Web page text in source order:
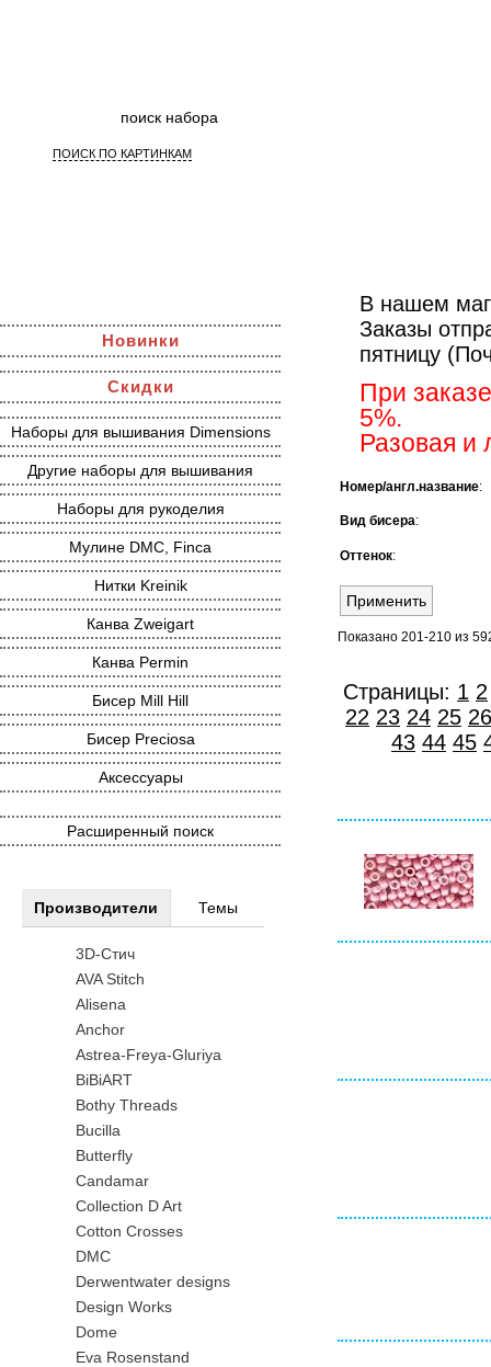
ПОИСК ПО КАРТИНКАМ
Новинки
Скидки
Наборы для вышивания Dimensions
Другие наборы для вышивания
Наборы для рукоделия
Мулине DMC, Finca
Нитки Kreinik
Канва Zweigart
Канва Permin
Бисер Mill Hill
Бисер Preciosa
Аксессуары
Расширенный поиск
Производители Темы
3D-Стич
AVA Stitch
Alisena
Anchor
Astrea-Freya-Gluriya
BiBiART
Bothy Threads
Bucilla
Butterfly
Candamar
Collection D Art
Cotton Crosses
DMC
Derwentwater designs
Design Works
Dome
Eva Rosenstand
В нашем
Заказы
пятницу
При
5%.
Разовая и
Номер/англ.название:
Вид бисера:
Оттенок:
Показано 201-210 из
Страницы: 1 2
22 23 24 25 26
43 44 45